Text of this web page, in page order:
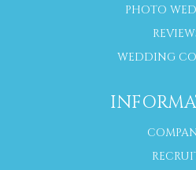
PHOTO
WEDDING